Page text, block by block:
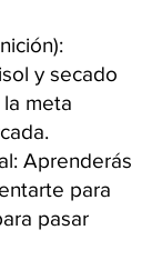
y secado
meta
Aprenderás
para
pasar